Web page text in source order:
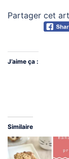
Partager cet
J’aime ça :
Similaire